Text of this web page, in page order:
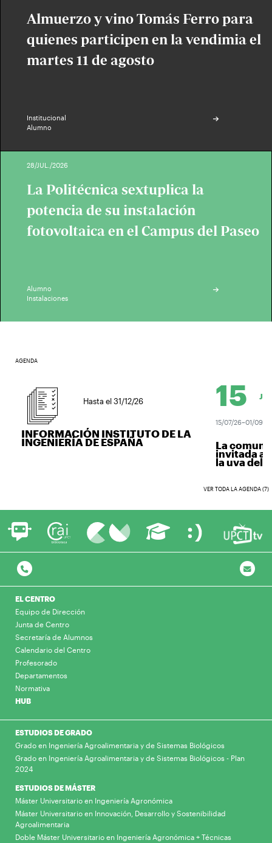
Almuerzo y vino Tomás Ferro para
quienes participen en la vendimia el
martes 11 de agosto
Institucional
Alumno
28/JUL./2026
La Politécnica sextuplica la
potencia de su instalación
fotovoltaica en el Campus del Paseo
Alumno
Instalaciones
AGENDA
Hasta el 31/12/26
INFORMACIÓN INSTITUTO DE LA
INGENIERÍA DE ESPAÑA
15 JUL.
15/07/26–01/09/26
La
invitada a
la uva del
VER TODA LA AGENDA (7)
EL CENTRO
Equipo de Dirección
Junta de Centro
Secretaría de Alumnos
Calendario del Centro
Profesorado
Departamentos
Normativa
HUB
ESTUDIOS DE GRADO
Grado en Ingeniería Agroalimentaria y de Sistemas Biológicos
Grado en Ingeniería Agroalimentaria y de Sistemas Biológicos - Plan
2024
ESTUDIOS DE MÁSTER
Máster Universitario en Ingeniería Agronómica
Máster Universitario en Innovación, Desarrollo y Sostenibilidad
Agroalimentaria
Doble Máster Universitario en Ingeniería Agronómica + Técnicas